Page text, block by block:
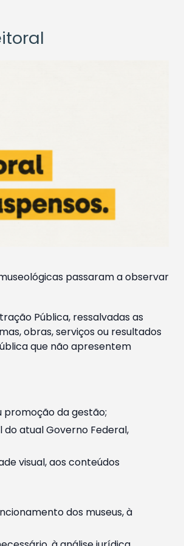
passaram a observar
Pública, ressalvadas as
obras, serviços ou resultados
que não apresentem
da gestão;
atual Governo Federal,
visual, aos conteúdos
dos museus, à